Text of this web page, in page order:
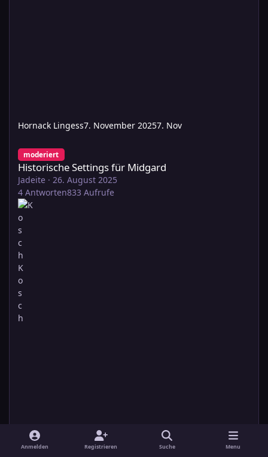
Hornack Lingess7. November 20257. Nov
Historische Settings für Midgard
moderiert
Historische Settings für Midgard
Jadeite · 26. August 2025
4 Antworten833 Aufrufe
KoschKosch 26. August 2025
Anmelden Registrieren Suche Menu